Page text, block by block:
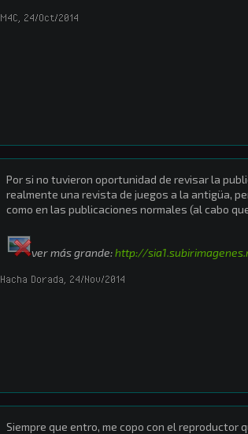
M4C, 24/Oct/2014
Por si no tuvieron oportunidad de revisar la
realmente una revista de juegos a la antigüa,
como en las publicaciones normales (al cabo
ver más grande:http://
Hacha Dorada 24/Nov/2014
Siempre que entro, me copo con el reproductor